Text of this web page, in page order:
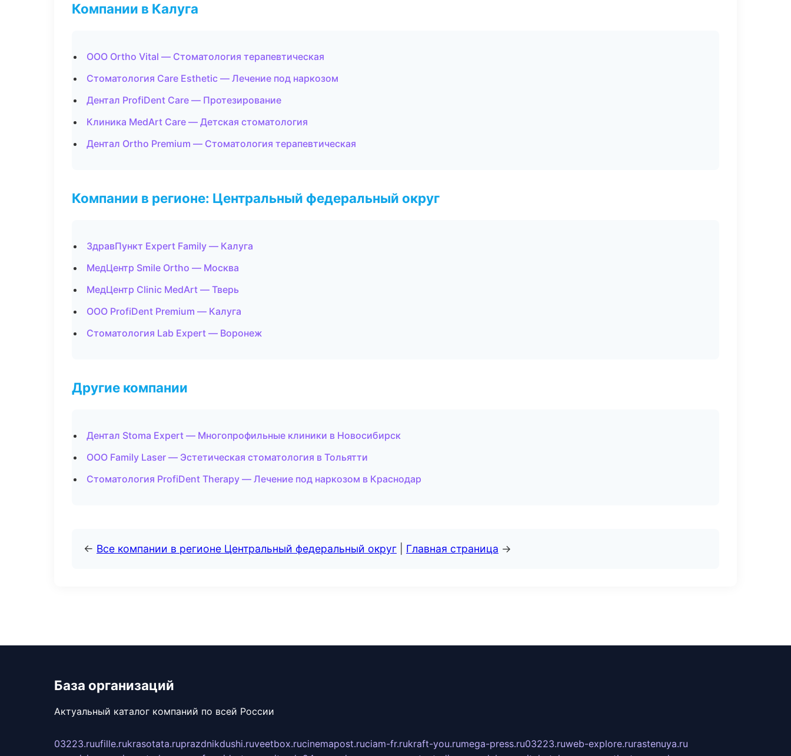
Компании в Калуга
ООО Ortho Vital — Стоматология терапевтическая
Стоматология Care Esthetic — Лечение под наркозом
Дентал ProfiDent Care — Протезирование
Клиника MedArt Care — Детская стоматология
Дентал Ortho Premium — Стоматология терапевтическая
Компании в регионе: Центральный федеральный округ
ЗдравПункт Expert Family — Калуга
МедЦентр Smile Ortho — Москва
МедЦентр Clinic MedArt — Тверь
ООО ProfiDent Premium — Калуга
Стоматология Lab Expert — Воронеж
Другие компании
Дентал Stoma Expert — Многопрофильные клиники в Новосибирск
ООО Family Laser — Эстетическая стоматология в Тольятти
Стоматология ProfiDent Therapy — Лечение под наркозом в Краснодар
← Все компании в регионе Центральный федеральный округ Главная страница →
База организаций
Актуальный каталог компаний по всей России
03223.ruufille.rukrasotata.ruprazdnikdushi.ruveetbox.rucinemapost.ruciam-fr.rukraft-you.rumega-press.ru03223.ruweb-explore.rurastenuya.ru